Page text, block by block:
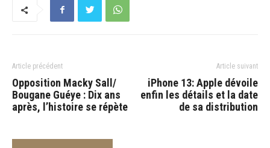
Article précédent
Opposition Macky Sall/
Bougane Guéye : Dix ans
après, l’histoire se répète
Article suivant
iPhone 13: Apple dévoile
enfin les détails et la date
de sa distribution